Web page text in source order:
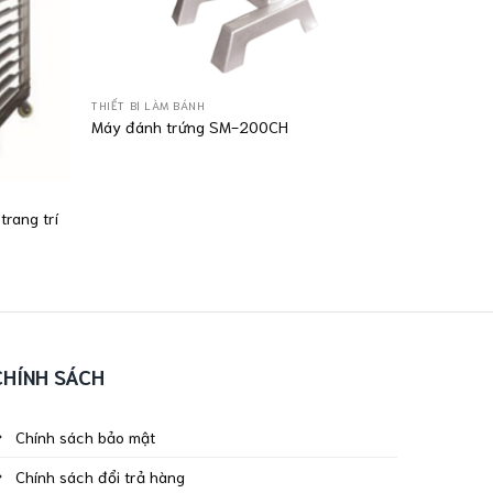
trí
THIẾT BỊ LÀM BÁNH
Máy đánh trứng SM-200CH
SÁCH
Chính sách bảo mật
Chính sách đổi trả hàng